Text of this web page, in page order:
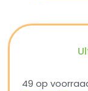
49 op